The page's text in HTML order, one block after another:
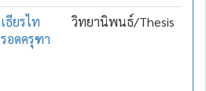
เธียรไท
รอดครุฑา
วิทยานิพนธ์/Thesis